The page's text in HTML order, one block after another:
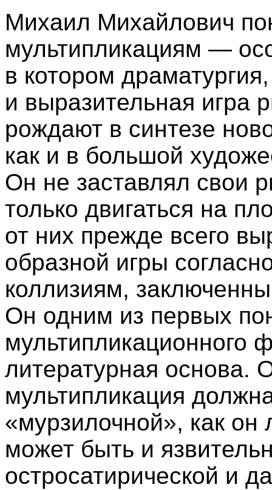
Михаил Михайлович
мультипликациям —
в котором
и выразительная игра
рождают в синтезе
как и в большой
Он не заставлял свои
только двигаться на
от них прежде всего
образной игры
коллизиям,
Он одним из первых
мультипликационного
литературная основа.
мультипликация
«мурзилочной», как он
может быть и
остросатирической и